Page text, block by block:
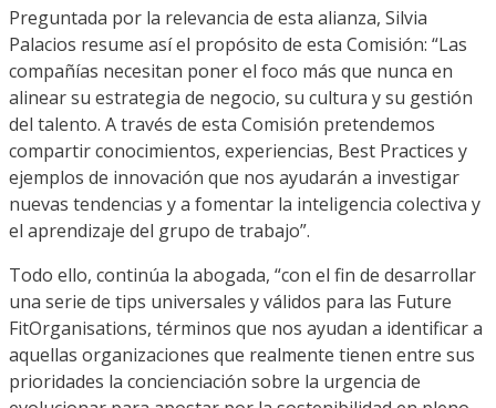
Preguntada por la relevancia de esta alianza, Silvia
Palacios resume así el propósito de esta Comisión: “Las
compañías necesitan ponerel foco más que nunca en
alinear su estrategia de negocio, su cultura y su gestión
del talento. A través de esta Comisión pretendemos
compartir conocimientos, experiencias, Best Practices y
ejemplos de innovación que nos ayudarán a investigar
nuevas tendencias ya fomentar la inteligencia colectiva y
el aprendizaje del grupo de trabajo”.
Todo ello, continúa la abogada, “con el fin de desarrollar
una serie de tips universales y válidos para las Future
FitOrganisations, términos que nos ayudan a identificara
aquellas organizaciones que realmente tienen entre sus
prioridades la concienciación sobre la urgencia de